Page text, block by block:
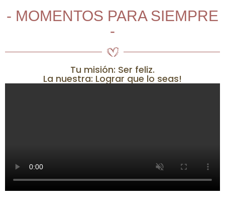
- MOMENTOS PARA SIEMPRE
-
Tu misión: Ser feliz.
La nuestra: Lograr que lo seas!